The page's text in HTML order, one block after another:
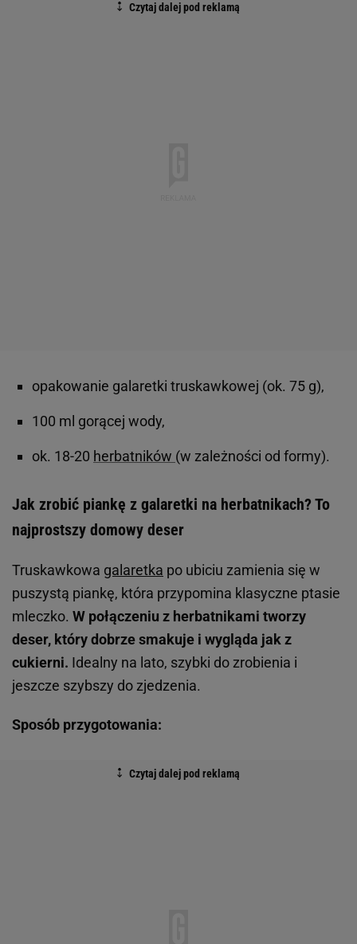
opakowanie galaretki truskawkowej (ok. 75 g),
100 ml gorącej wody,
ok. 18-20 herbatników (w zależności od formy).
Jak zrobić piankę z galaretki na herbatnikach? To
najprostszy domowy deser
Truskawkowa galaretka po ubiciu zamienia się w
puszystą piankę, która przypomina klasyczne ptasie
mleczko. W połączeniu z herbatnikami tworzy
deser, który dobrze smakuje i wygląda jak z
cukierni. Idealny na lato, szybki do zrobienia i
jeszcze szybszy do zjedzenia.
Sposób przygotowania: